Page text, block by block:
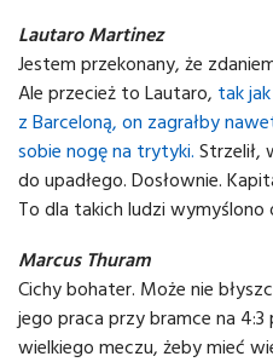
Lautaro Martinez
Jestem przekonany, że
Ale przecież to Lautaro, tak
z Barceloną, on zagrałby
sobie nogę na trytyki. Strzelił,
do upadłego. Dosłownie.
To dla takich ludzi wymyślono
Marcus Thuram
Cichy bohater. Może nie
jego praca przy bramce na
wielkiego meczu, żeby mieć